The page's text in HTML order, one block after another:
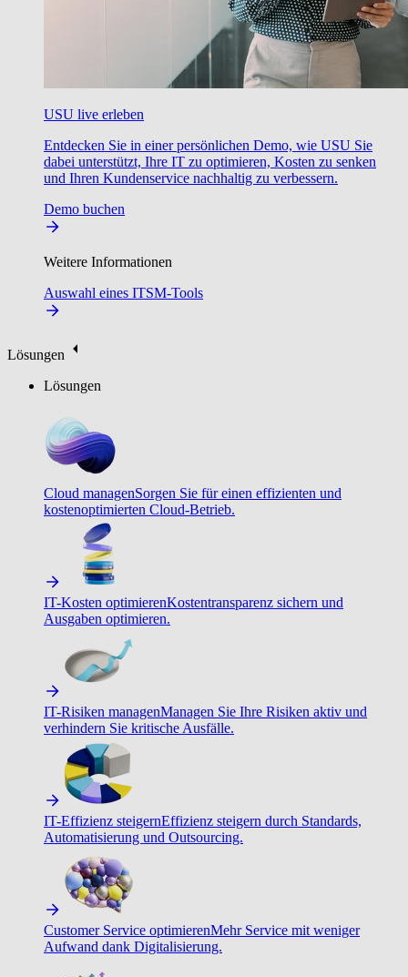
USU live erleben
Entdecken Sie in einer persönlichen Demo, wie USU Sie
dabei unterstützt, Ihre IT zu optimieren, Kosten zu senken
und Ihren Kundenservice nachhaltig zu verbessern.
Demo buchen
Weitere Informationen
Auswahl eines ITSM-Tools
Lösungen
Lösungen
Cloud managenSorgen Sie für einen effizienten und
kostenoptimierten Cloud-Betrieb.
IT-Kosten optimierenKostentransparenz sichern und
Ausgaben optimieren.
IT-Risiken managenManagen Sie Ihre Risiken aktiv und
verhindern Sie kritische Ausfälle.
IT-Effizienz steigernEffizienz steigern durch Standards,
Automatisierung und Outsourcing.
Customer Service optimierenMehr Service mit weniger
Aufwand dank Digitalisierung.